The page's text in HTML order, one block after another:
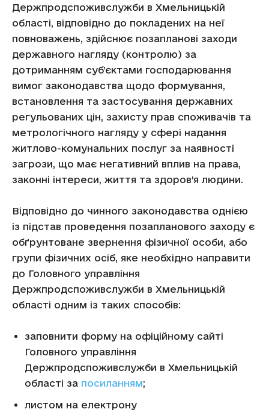
Держпродспоживслужби в Хмельницькій
області, відповідно до покладених на неї
повноважень, здійснює позапланові заходи
державного нагляду (контролю) за
дотриманням суб’єктами господарювання
вимог законодавства щодо формування,
встановлення та застосування державних
регульованих цін, захисту прав споживачів та
метрологічного нагляду у сфері надання
житлово-комунальних послуг за наявності
загрози, що має негативний вплив на права,
законні інтереси, життя та здоров’я людини.
Відповідно до чинного законодавства однією
із підстав проведення позапланового заходу є
обґрунтоване звернення фізичної особи, або
групи фізичних осіб, яке необхідно направити
до Головного управління
Держпродспоживслужби в Хмельницькій
області одним із таких способів:
заповнити форму на офіційному сайті
Головного управління
Держпродспоживслужби в Хмельницькій
області за посиланням;
листом на електрону